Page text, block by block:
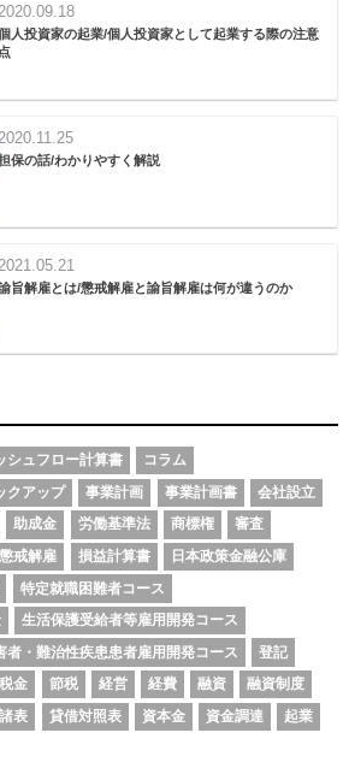
2020.09.18
人投資家の起業/個人投資家として起業する際の注意
点
保の話/わかりやすく解説
旨解雇とは/懲戒解雇と諭旨解雇は何が違うのか
シュフロー計算書
コラム
クアップ 事業計画 事業計画書
会社設立
助成金 労働基準法 商標権
審査
懲戒解雇 損益計算書
日本政策金融公庫
特定就職困難者コース
生活保護受給者等雇用開発コース
者・難治性疾患患者雇用開発コース
登記
税金 節税 経営 経費 融資
融資制度
表 貸借対照表 資本金 資金調達
起業